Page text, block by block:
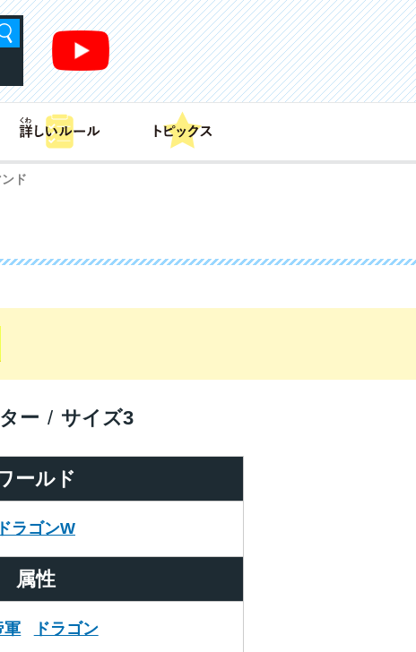
あそび方商品情報 カードリスト
ド
ールド
ドラゴンW
ー サイズ3
属性
軍 ドラゴン